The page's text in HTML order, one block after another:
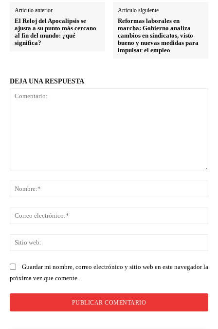
Artículo anterior
El Reloj del Apocalipsis se
ajusta a su punto más cercano
al fin del mundo: ¿qué
significa?
Artículo siguiente
Reformas laborales en
marcha: Gobierno analiza
cambios en sindicatos, visto
bueno y nuevas medidas para
impulsar el empleo
DEJA UNA RESPUESTA
Guardar mi nombre, correo electrónico y sitio web en este navegador la
próxima vez que comente.